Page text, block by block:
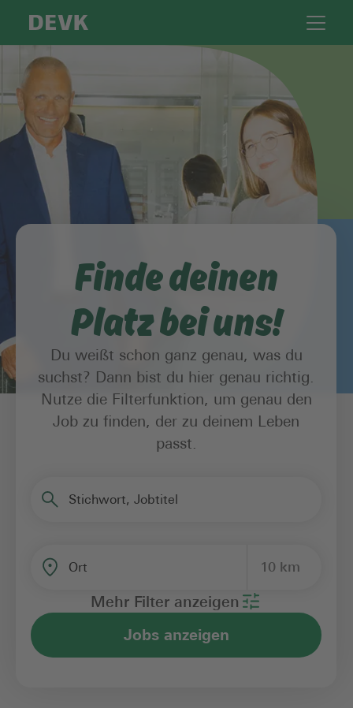
Finde deinen
Platz bei uns!
Du weißt schon ganz genau, was du
suchst? Dann bist du hier genau richtig.
Nutze die Filterfunktion, um genau den
Job zu finden, der zu deinem Leben
passt.
Stichwort, Jobtitel
Ort 10 km
Mehr Filter anzeigen
Jobs anzeigen